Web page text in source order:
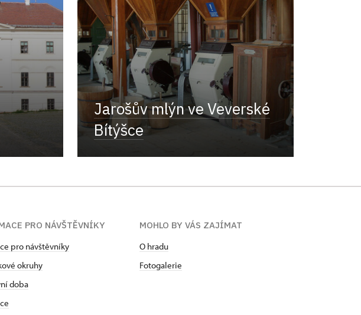
Jarošův mlýn ve Veverské
Bítýšce
PRO NÁVŠTĚVNÍKY
pro návštěvníky
okruhy
doba
MOHLO BY VÁS ZAJÍMAT
O hradu
Fotogalerie